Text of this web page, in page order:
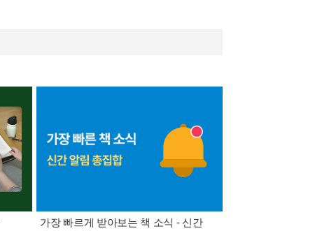
가장 빠르게 받아보는 책 소식 - 신간